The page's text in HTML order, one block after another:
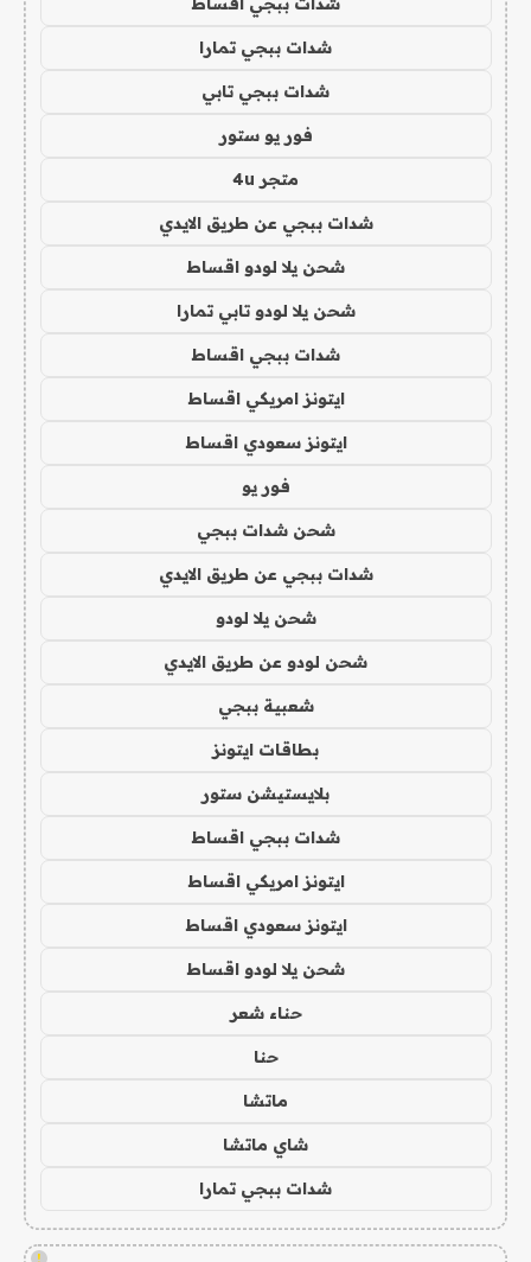
شدات ببجي تمارا
شدات ببجي تابي
فور يو ستور
متجر 4u
شدات ببجي عن طريق الايدي
شحن يلا لودو اقساط
شحن يلا لودو تابي تمارا
شدات ببجي اقساط
ايتونز امريكي اقساط
ايتونز سعودي اقساط
فور يو
شحن شدات ببجي
شدات ببجي عن طريق الايدي
شحن يلا لودو
شحن لودو عن طريق الايدي
شعبية ببجي
بطاقات ايتونز
بلايستيشن ستور
شدات ببجي اقساط
ايتونز امريكي اقساط
ايتونز سعودي اقساط
شحن يلا لودو اقساط
حناء شعر
حنا
ماتشا
شاي ماتشا
شدات ببجي تمارا
!